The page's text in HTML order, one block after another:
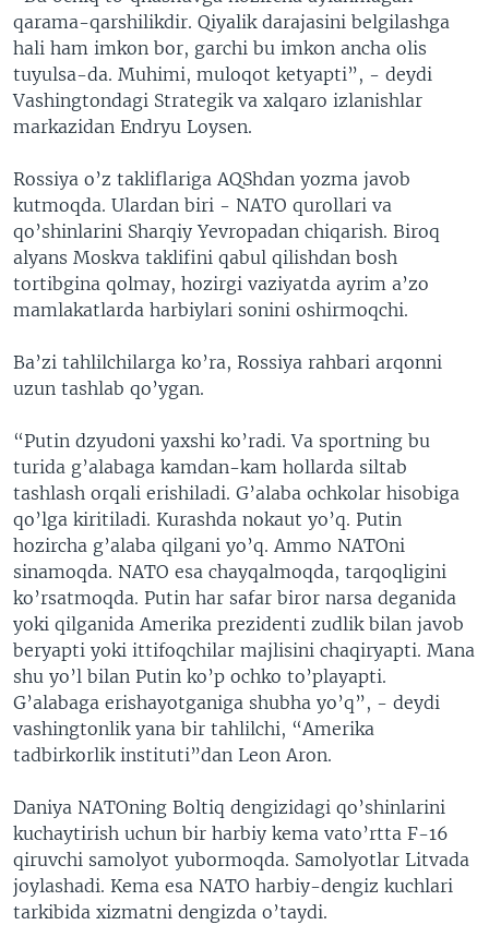
qarama-qarshilikdir. Qiyalik darajasini belgilashga
hali ham imkon bor, garchi bu imkon ancha olis
tuyulsa-da. Muhimi, muloqot ketyapti”, - deydi
Vashingtondagi Strategik va xalqaro izlanishlar
markazidan Endryu Loysen.
Rossiya o’z takliflariga AQShdan yozma javob
kutmoqda. Ulardan biri - NATO qurollari va
qo’shinlarini Sharqiy Yevropadan chiqarish. Biroq
alyans Moskva taklifini qabul qilishdan bosh
tortibgina qolmay, hozirgi vaziyatda ayrim a’zo
mamlakatlarda harbiylari sonini oshirmoqchi.
Ba’zi tahlilchilarga ko’ra, Rossiya rahbari arqonni
uzun tashlab qo’ygan.
“Putin dzyudoni yaxshi ko’radi. Va sportning bu
turida g’alabaga kamdan-kam hollarda siltab
tashlash orqali erishiladi. G’alaba ochkolar hisobiga
qo’lga kiritiladi. Kurashda nokaut yo’q. Putin
hozircha g’alaba qilgani yo’q. Ammo NATOni
sinamoqda. NATO esa chayqalmoqda, tarqoqligini
ko’rsatmoqda. Putin har safar biror narsa deganida
yoki qilganida Amerika prezidenti zudlik bilan javob
beryapti yoki ittifoqchilar majlisini chaqiryapti. Mana
shu yo’l bilan Putin ko’p ochko to’playapti.
G’alabaga erishayotganiga shubha yo’q”, - deydi
vashingtonlik yana bir tahlilchi, “Amerika
tadbirkorlik instituti”dan Leon Aron.
Daniya NATOning Boltiq dengizidagi qo’shinlarini
kuchaytirish uchun bir harbiy kema vato’rtta F-16
qiruvchi samolyot yubormoqda. Samolyotlar Litvada
joylashadi. Kema esa NATO harbiy-dengiz kuchlari
tarkibida xizmatni dengizda o’taydi.